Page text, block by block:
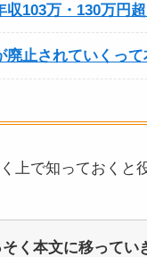
収103万・130万円
廃止されていくって
上で知っておくと
く本文に移ってい